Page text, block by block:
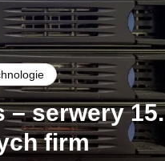
– serwery 15.
firm